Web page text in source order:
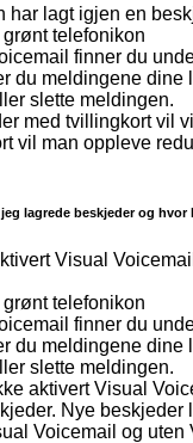
har lagt igjen en
grønt telefonikon
finner du
du meldingene dine
slette meldingen.
med tvillingkort vil
vil man oppleve
lagrede beskjeder og hvor
Visual
grønt telefonikon
finner du
du meldingene dine
slette meldingen.
aktivert Visual
Nye beskjeder
Voicemail og uten